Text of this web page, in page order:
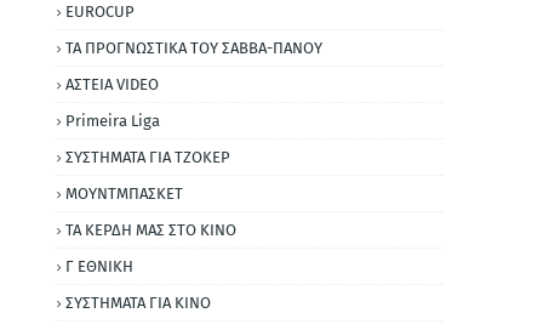
EUROCUP
ΤΑ ΠΡΟΓΝΩΣΤΙΚΑ ΤΟΥ ΣΑΒΒΑ-ΠΑΝΟΥ
ΑΣΤΕΙΑ VIDEO
Primeira Liga
ΣΥΣΤΗΜΑΤΑ ΓΙΑ ΤΖΟΚΕΡ
ΜΟΥΝΤΜΠΑΣΚΕΤ
ΤΑ ΚΕΡΔΗ ΜΑΣ ΣΤΟ ΚΙΝΟ
Γ ΕΘΝΙΚΗ
ΣΥΣΤΗΜΑΤΑ ΓΙΑ ΚΙΝΟ